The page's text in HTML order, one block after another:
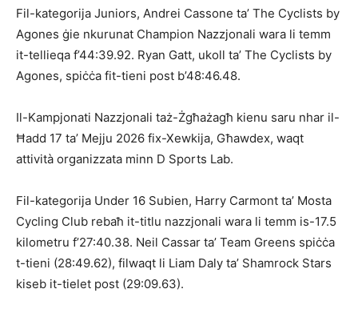
Fil-kategorija Juniors, Andrei Cassone ta’ The Cyclists by
Agones ġie nkurunat Champion Nazzjonali wara li temm
it-tellieqa f’44:39.92. Ryan Gatt, ukoll ta’ The Cyclists by
Agones, spiċċa fit-tieni post b’48:46.48.
Il-Kampjonati Nazzjonali taż-Żgħażagħ kienu saru nhar il-
Ħadd 17 ta’ Mejju 2026 fix-Xewkija, Għawdex, waqt
attività organizzata minn D Sports Lab.
Fil-kategorija Under 16 Subien, Harry Carmont ta’ Mosta
Cycling Club rebaħ it-titlu nazzjonali wara li temm is-17.5
kilometru f’27:40.38. Neil Cassar ta’ Team Greens spiċċa
t-tieni (28:49.62), filwaqt li Liam Daly ta’ Shamrock Stars
kiseb it-tielet post (29:09.63).